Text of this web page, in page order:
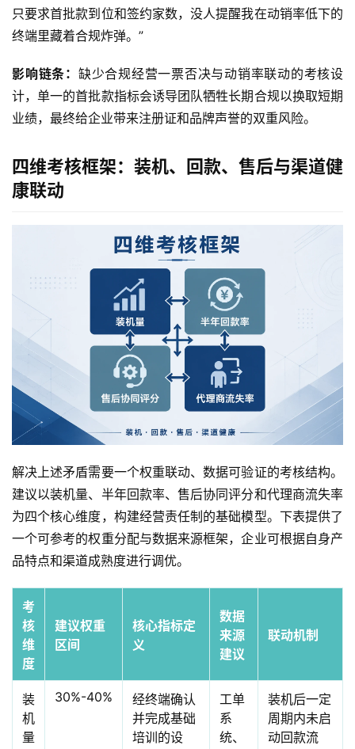
只要求首批款到位和签约家数，没人提醒我在动销率低下的
终端里藏着合规炸弹。”
影响链条： 缺少合规经营一票否决与动销率联动的考核设
计，单一的首批款指标会诱导团队牺牲长期合规以换取短期
业绩，最终给企业带来注册证和品牌声誉的双重风险。
四维考核框架：装机、回款、售后与渠道健
康联动
解决上述矛盾需要一个权重联动、数据可验证的考核结构。
建议以装机量、半年回款率、售后协同评分和代理商流失率
为四个核心维度，构建经营责任制的基础模型。下表提供了
一个可参考的权重分配与数据来源框架，企业可根据自身产
品特点和渠道成熟度进行调优。
考
核
维
度
建议权重
区间
核心指标定
义
数据
来源
建议
联动机制
装
机
量
30%-40%
经终端确认
并完成基础
培训的设
工单
系
统、
装机后一定
周期内未启
动回款流